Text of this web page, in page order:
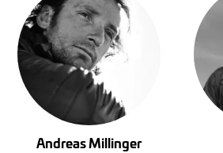
Andreas Millinger